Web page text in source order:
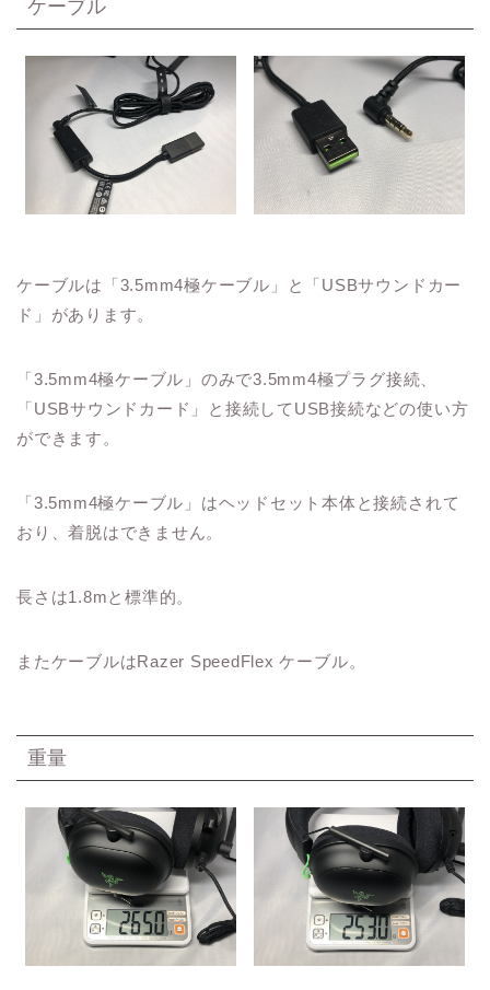
ケーブル
ケーブルは「3.5mm4極ケーブル」と「USBサウンドカー
ド」があります。
「3.5mm4極ケーブル」のみで3.5mm4極プラグ接続、
「USBサウンドカード」と接続してUSB接続などの使い方
ができます。
「3.5mm4極ケーブル」はヘッドセット本体と接続されて
おり、着脱はできません。
長さは1.8mと標準的。
またケーブルはRazer SpeedFlex ケーブル。
重量